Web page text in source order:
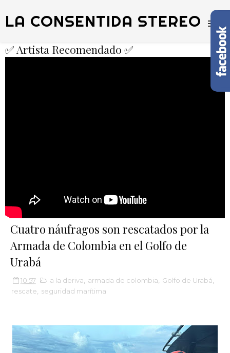
LA CONSENTIDA STEREO
✅ Artista Recomendado ✅
Cuatro náufragos son rescatados por la
Armada de Colombia en el Golfo de
Urabá
10:57 a la deriva armada de colombia Golfo de Urabá
rescate
seguridad marítima